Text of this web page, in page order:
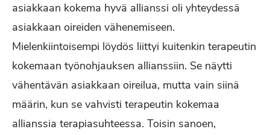
asiakkaan kokema hyvä allianssi oli yhteydessä
asiakkaan oireiden vähenemiseen.
Mielenkiintoisempi löydös liittyi kuitenkin terapeutin
kokemaan työnohjauksen allianssiin. Se näytti
vähentävän asiakkaan oireilua, mutta vain siinä
määrin, kun se vahvisti terapeutin kokemaa
allianssia terapiasuhteessa. Toisin sanoen,